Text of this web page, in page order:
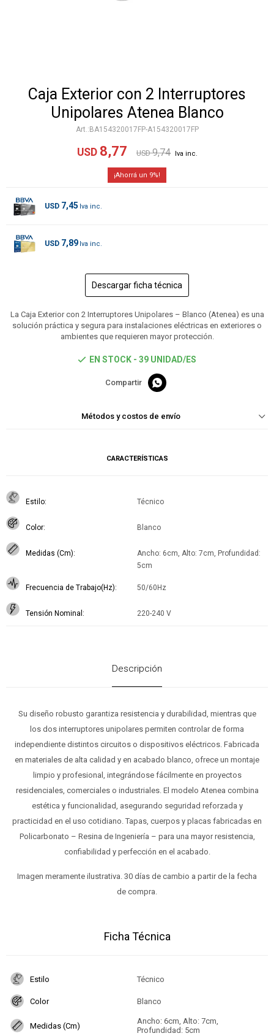
Caja Exterior con 2 Interruptores
Unipolares Atenea Blanco
BA154320017FP-A154320017FP
USD 8,77 USD 9,74
9
USD 7,45
USD 7,89
Descargar ficha técnica
La Caja Exterior con 2 Interruptores Unipolares – Blanco (Atenea) es una
solución práctica y segura para instalaciones eléctricas en exteriores o
ambientes que requieren mayor protección.
EN STOCK - 39 UNIDAD/ES

Métodos y costos de envío
CARACTERÍSTICAS
Estilo Técnico
Color Blanco
Medidas (Cm)
Ancho: 6cm, Alto: 7cm, Profundidad:
5cm
Frecuencia de Trabajo(Hz) 50/60Hz
Tensión Nominal 220-240 V
Descripción
Su diseño robusto garantiza resistencia y durabilidad, mientras que
los dos interruptores unipolares permiten controlar de forma
independiente distintos circuitos o dispositivos eléctricos. Fabricada
en materiales de alta calidad y en acabado blanco, ofrece un montaje
limpio y profesional, integrándose fácilmente en proyectos
residenciales, comerciales o industriales. El modelo Atenea combina
estética y funcionalidad, asegurando seguridad reforzada y
practicidad en el uso cotidiano. Tapas, cuerpos y placas fabricadas en
Policarbonato – Resina de Ingeniería – para una mayor resistencia,
confiabilidad y perfección en el acabado.
Imagen meramente ilustrativa. 30 días de cambio a partir de la fecha
de compra.
Ficha Técnica
Estilo Técnico
Color Blanco
Medidas (Cm)
Ancho: 6cm, Alto: 7cm,
Profundidad: 5cm